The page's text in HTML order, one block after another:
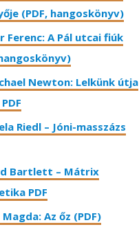
(PDF, hangoskönyv)
Ferenc: A Pál utcai fiúk
Newton: Lelkünk útja
Riedl – Jóni-masszázs
Bartlett – Mátrix
PDF
Az őz (PDF)